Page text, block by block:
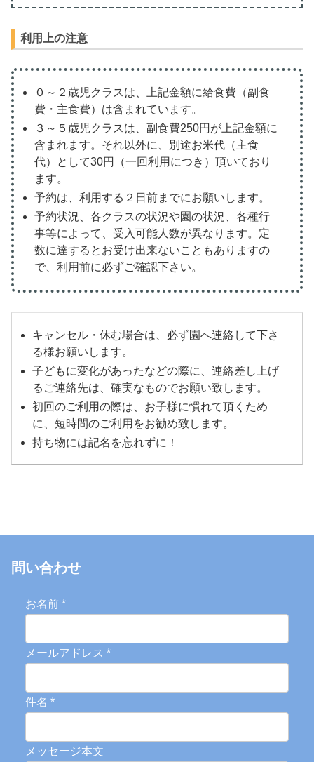
利用上の注意
０～２歳児クラスは、上記金額に給食費（副食
費・主食費）は含まれています。
３～５歳児クラスは、副食費250円が上記金額に
含まれます。それ以外に、別途お米代（主食
代）として30円（一回利用につき）頂いており
ます。
予約は、利用する２日前までにお願いします。
予約状況、各クラスの状況や園の状況、各種行
事等によって、受入可能人数が異なります。定
数に達するとお受け出来ないこともありますの
で、利用前に必ずご確認下さい。
キャンセル・休む場合は、必ず園へ連絡して下さ
る様お願いします。
子どもに変化があったなどの際に、連絡差し上げ
るご連絡先は、確実なものでお願い致します。
初回のご利用の際は、お子様に慣れて頂くため
に、短時間のご利用をお勧め致します。
持ち物には記名を忘れずに！
問い合わせ
お名前 *
メールアドレス *
件名 *
メッセージ本文